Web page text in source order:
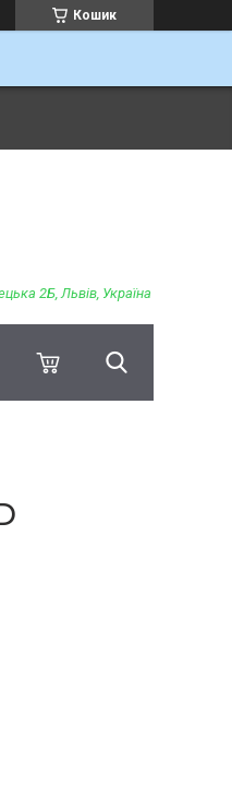
Кошик
2Б, Львів, Україна